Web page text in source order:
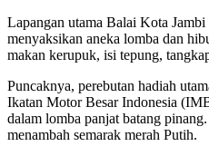
Lapangan utama Balai Kota
menyaksikan aneka lomba dan
makan kerupuk, isi tepung,
Puncaknya, perebutan hadiah
Ikatan Motor Besar Indonesia
dalam lomba panjat batang
menambah semarak merah Putih.